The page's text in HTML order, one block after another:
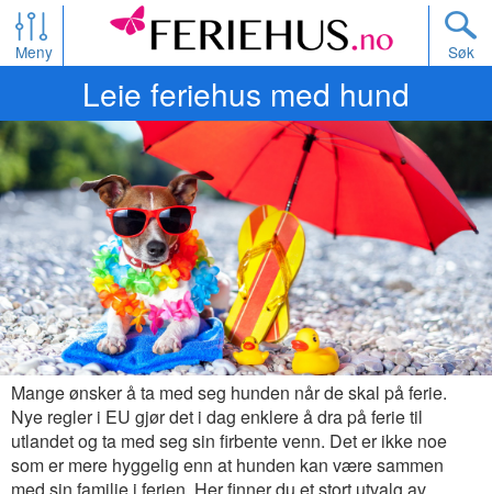
Meny Søk
Leie feriehus med hund
Mange ønsker å ta med seg hunden når de skal på ferie.
Nye regler i EU gjør det i dag enklere å dra på ferie til
utlandet og ta med seg sin firbente venn. Det er ikke noe
som er mere hyggelig enn at hunden kan være sammen